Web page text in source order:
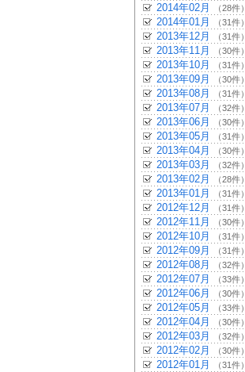
2014年02月 （28件）
2014年01月 （31件）
2013年12月 （31件）
2013年11月 （30件）
2013年10月 （31件）
2013年09月 （30件）
2013年08月 （31件）
2013年07月 （32件）
2013年06月 （30件）
2013年05月 （31件）
2013年04月 （30件）
2013年03月 （32件）
2013年02月 （28件）
2013年01月 （31件）
2012年12月 （31件）
2012年11月 （30件）
2012年10月 （31件）
2012年09月 （31件）
2012年08月 （32件）
2012年07月 （33件）
2012年06月 （30件）
2012年05月 （33件）
2012年04月 （30件）
2012年03月 （32件）
2012年02月 （30件）
2012年01月 （31件）